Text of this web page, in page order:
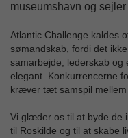
museumshavn og
Atlantic Challenge kaldes
sømandskab, fordi det
samarbejde, lederskab og
elegant. Konkurrencerne
kræver tæt samspil
Vi glæder os til at byde de
til Roskilde og til at skabe